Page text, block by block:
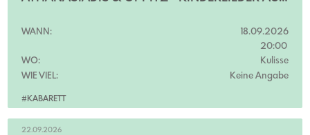
#KABARETT
WANN:
18.09.2026
20:00
WO:
Kulisse
WIE VIEL:
Keine Angabe
22.09.2026